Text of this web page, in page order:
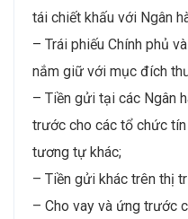
tái chiết khấu với Ngân
– Trái phiếu Chính phủ
nắm giữ với mục đích
– Tiền gửi tại các Ngân
trước cho các tổ chức
tương tự khác;
– Tiền gửi khác trên thị
– Cho vay và ứng trước